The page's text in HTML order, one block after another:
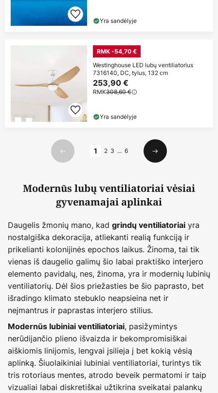
Yra sandėlyje
RMK -54,70 €
Westinghouse LED lubų ventiliatorius
7316140, DC, tylus, 132 cm
253,90 €
RMK308,60 €
Yra sandėlyje
Ankstesnis
1 2 3 ... 6
Kitas
Modernūs lubų ventiliatoriai vėsiai
gyvenamajai aplinkai
Daugelis žmonių mano, kad grindų ventiliatoriai yra
nostalgiška dekoracija, atliekanti realią funkciją ir
prikelianti kolonijinės epochos laikus. Žinoma, tai tik
vienas iš daugelio galimų šio labai praktiško interjero
elemento pavidalų, nes, žinoma, yra ir modernių lubinių
ventiliatorių. Dėl šios priežasties be šio paprasto, bet
išradingo klimato stebuklo neapsieina net ir
neįmantrus ir paprastas interjero stilius.
Modernūs lubiniai ventiliatoriai, pasižymintys
nerūdijančio plieno išvaizda ir bekompromisiškai
aiškiomis linijomis, lengvai įsilieja į bet kokią vėsią
aplinką. Šiuolaikiniai lubiniai ventiliatoriai, turintys tik
tris rotoriaus mentes, atrodo beveik permatomi ir taip
vizualiai labai diskretiškai užtikrina sveikatai palankų